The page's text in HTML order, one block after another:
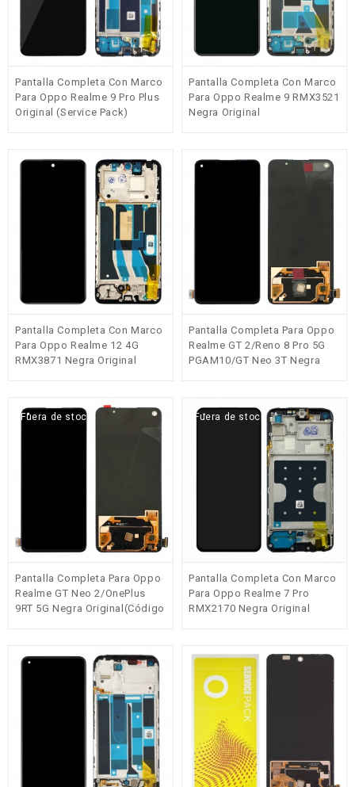
Pantalla Completa Con Marco
Para Oppo Realme 9 Pro Plus
Original (Service Pack)
Pantalla Completa Con Marco
Para Oppo Realme 9 RMX3521
Negra Original
Pantalla Completa Con Marco
Para Oppo Realme 12 4G
RMX3871 Negra Original
Pantalla Completa Para Oppo
Realme GT 2/Reno 8 Pro 5G
PGAM10/GT Neo 3T Negra
Fuera de stock
Pantalla Completa Para Oppo
Realme GT Neo 2/OnePlus
9RT 5G Negra Original(Código
Fuera de stock
Pantalla Completa Con Marco
Para Oppo Realme 7 Pro
RMX2170 Negra Original